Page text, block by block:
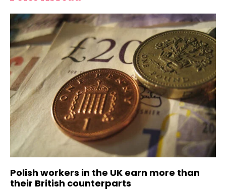
Polish workers in the UK earn more than
their British counterparts